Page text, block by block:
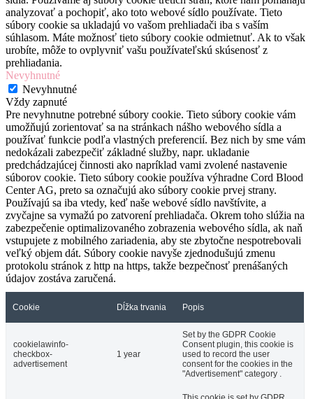
analyzovať a pochopiť, ako toto webové sídlo používate. Tieto
súbory cookie sa ukladajú vo vašom prehliadači iba s vaším
súhlasom. Máte možnosť tieto súbory cookie odmietnuť. Ak to však
urobíte, môže to ovplyvniť vašu používateľskú skúsenosť z
prehliadania.
Nevyhnutné
Nevyhnutné
Vždy zapnuté
Pre nevyhnutne potrebné súbory cookie. Tieto súbory cookie vám
umožňujú zorientovať sa na stránkach nášho webového sídla a
používať funkcie podľa vlastných preferencií. Bez nich by sme vám
nedokázali zabezpečiť základné služby, napr. ukladanie
predchádzajúcej činnosti ako napríklad vami zvolené nastavenie
súborov cookie. Tieto súbory cookie používa výhradne Cord Blood
Center AG, preto sa označujú ako súbory cookie prvej strany.
Používajú sa iba vtedy, keď naše webové sídlo navštívite, a
zvyčajne sa vymažú po zatvorení prehliadača. Okrem toho slúžia na
zabezpečenie optimalizovaného zobrazenia webového sídla, ak naň
vstupujete z mobilného zariadenia, aby ste zbytočne nespotrebovali
veľký objem dát. Súbory cookie navyše zjednodušujú zmenu
protokolu stránok z http na https, takže bezpečnosť prenášaných
údajov zostáva zaručená.
Cookie Dĺžka trvania Popis
cookielawinfo-
checkbox-
advertisement
1 year
Set by the GDPR Cookie
Consent plugin, this cookie is
used to record the user
consent for the cookies in the
"Advertisement" category .